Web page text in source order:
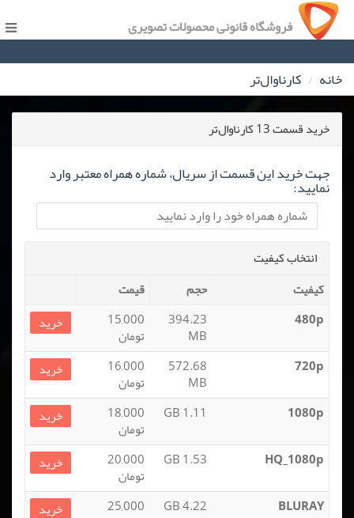
فروشگاه قانونی محصولات تصویری
خانه کارناوال‌تر
خرید قسمت 13 کارناوال‌تر
جهت خرید این قسمت از سریال، شماره همراه معتبر وارد
نمایید:
انتخاب کیفیت
کیفیت
حجم
قیمت
480p
394.23
MB
15,000
تومان
خرید
720p
572.68
MB
16,000
تومان
خرید
1080p
1.11 GB
18,000
تومان
خرید
HQ_1080p
1.53 GB
20,000
تومان
خرید
BLURAY
4.22 GB
25,000
خرید